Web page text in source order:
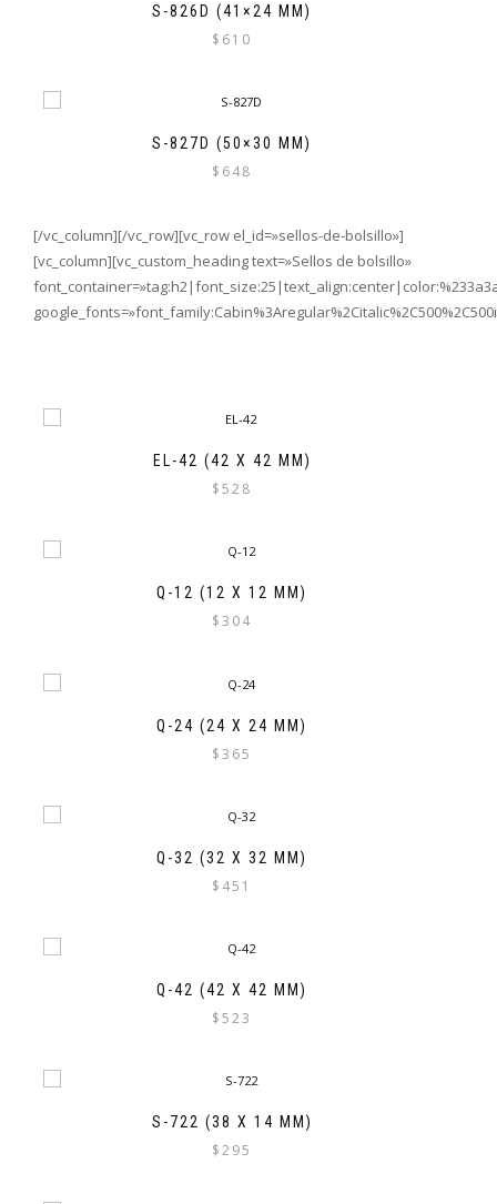
S-826D (41×24 MM)
$ 610
S-827D (50×30 MM)
$ 648
[/vc_column][/vc_row][vc_row el_id=»sellos-de-bolsillo»]
[vc_column][vc_custom_heading text=»Sellos de bolsillo»
EL-42 (42 X 42 MM)
$528
Q-12 (12 X 12 MM)
$304
Q-24 (24 X 24 MM)
$365
Q-32 (32 X 32 MM)
$ 451
Q-42 (42 X 42 MM)
$523
S-722 (38 X 14 MM)
$295